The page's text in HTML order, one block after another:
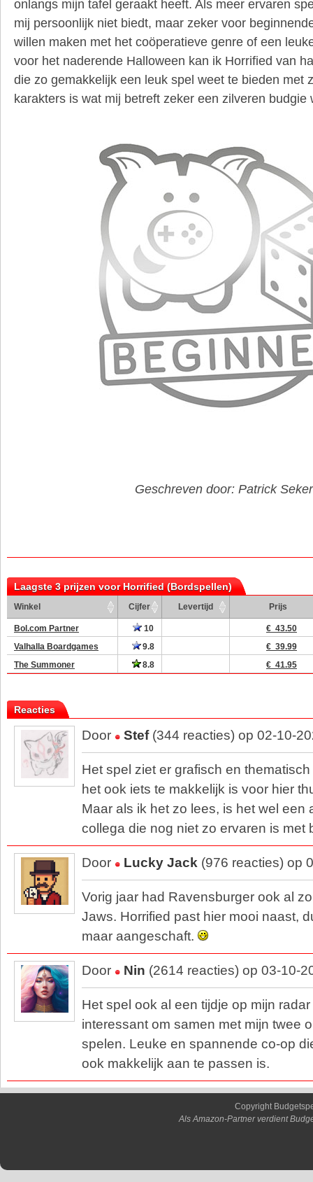
onlangs mijn tafel geraakt heeft. Als meer ervaren
mij persoonlijk niet biedt, maar zeker voor
willen maken met het coöperatieve genre of een
voor het naderende Halloween kan ik Horrified van
die zo gemakkelijk een leuk spel weet te bieden met
karakters is wat mij betreft zeker een zilveren budgie
Geschreven door: Patrick
Laagste 3 prijzen voor Horrified (Bordspellen)
Winkel Cijfer Levertijd Prijs
Bol.com Partner 10
€ 43.50
Valhalla Boardgames
9.8
€ 39.99
The Summoner
8.8 € 41.95
Reacties
Door Stef(344 reacties) op 02-10-
Het spel ziet er grafisch en
het ook iets te makkelijk is voor hier
Maar als ik het zo lees, is het wel een
collega die nog niet zo ervaren is met
Door Lucky Jack (976 reacties) op
Vorig jaar had Ravensburger ook al
Jaws. Horrified past hier mooi naast,
maar aangeschaft.
Door Nin (2614 reacties) op 03-10-
Het spel ook al een tijdje op mijn
interessant om samen met mijn twee
spelen. Leuke en spannende co-op
ook makkelijk aan te passen is.
Copyright
Als Amazon-Partner verdient